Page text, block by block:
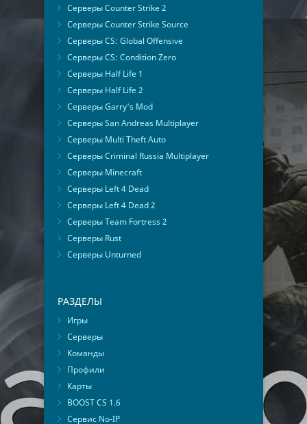
Серверы Counter Strike 2
Серверы Counter Strike Source
Серверы CS: Global Offensive
Серверы CS: Condition Zero
Серверы Half Life 1
Серверы Half Life 2
Серверы Garry's Mod
Серверы San Andreas Multiplayer
Серверы Multi Theft Auto
Серверы Criminal Russia Multiplayer
Серверы Minecraft
Серверы Left 4 Dead
Серверы Left 4 Dead 2
Серверы Team Fortress 2
Серверы Rust
Серверы Unturned
РАЗДЕЛЫ
Игры
Серверы
Команды
Профили
Карты
BOOST CS 1.6
Сервис No-IP